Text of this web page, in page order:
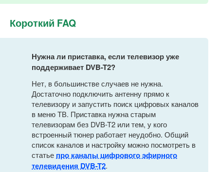
Короткий FAQ
Нужна ли приставка, если телевизор уже
поддерживает DVB-T2?
Нет, в большинстве случаев не нужна.
Достаточно подключить антенну прямо к
телевизору и запустить поиск цифровых каналов
в меню ТВ. Приставка нужна старым
телевизорам без DVB-T2 или тем, у кого
встроенный тюнер работает неудобно. Общий
список каналов и настройку можно посмотреть в
статье про каналы цифрового эфирного
телевидения DVB-T2.